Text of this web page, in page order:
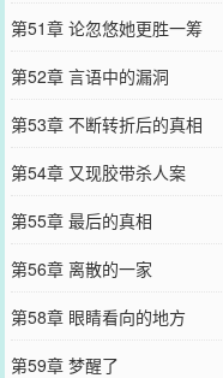
第51章 论忽悠她更胜一筹
第52章 言语中的漏洞
第53章 不断转折后的真相
第54章 又现胶带杀人案
第55章 最后的真相
第56章 离散的一家
第58章 眼睛看向的地方
第59章 梦醒了